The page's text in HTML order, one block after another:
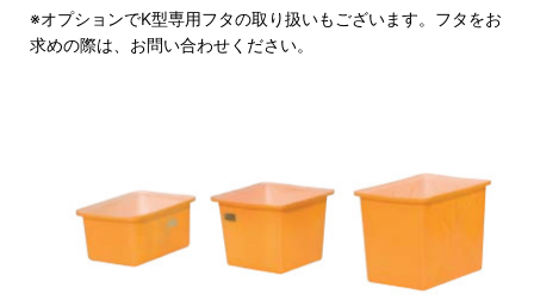
※オプションでK型専用フタの取り扱いもございます。フタをお
求めの際は、お問い合わせください。